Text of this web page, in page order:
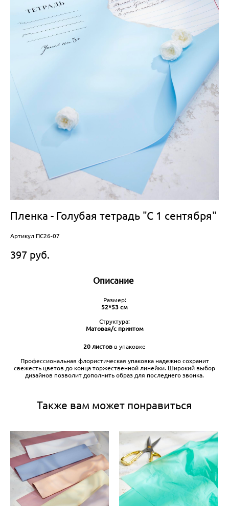
Пленка - Голубая тетрадь "С 1 сентября"
Артикул ПС26-07
397 pуб.
Описание
Размер:
52*53 см
Структура:
Матовая/с принтом
20 листов в упаковке
Профессиональная флористическая упаковка надежно сохранит
свежесть цветов до конца торжественной линейки. Широкий выбор
дизайнов позволит дополнить образ для последнего звонка.
Также вам может понравиться